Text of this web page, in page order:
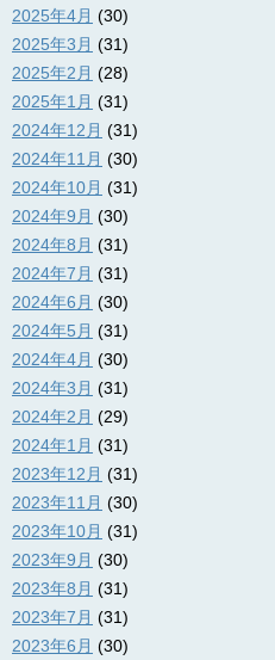
2025年4月 (30)
2025年3月 (31)
2025年2月 (28)
2025年1月 (31)
2024年12月 (31)
2024年11月 (30)
2024年10月 (31)
2024年9月 (30)
2024年8月 (31)
2024年7月 (31)
2024年6月 (30)
2024年5月 (31)
2024年4月 (30)
2024年3月 (31)
2024年2月 (29)
2024年1月 (31)
2023年12月 (31)
2023年11月 (30)
2023年10月 (31)
2023年9月 (30)
2023年8月 (31)
2023年7月 (31)
2023年6月 (30)